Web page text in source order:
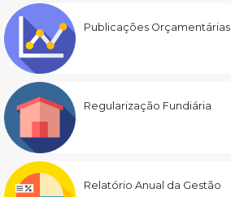
Publicações Orçamentárias
Regularização Fundiária
Relatório Anual da Gestão